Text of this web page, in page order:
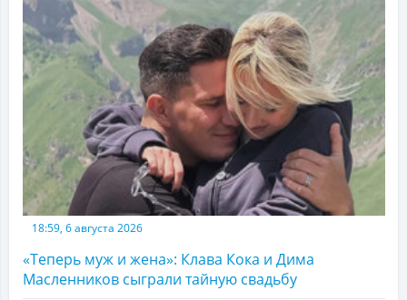
18:59, 6 августа 2026
«Теперь муж и жена»: Клава Кока и Дима
Масленников сыграли тайную свадьбу